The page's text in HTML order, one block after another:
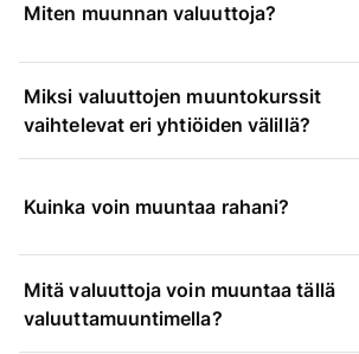
Miten muunnan valuuttoja?
Miksi valuuttojen muuntokurssit
vaihtelevat eri yhtiöiden välillä?
Kuinka voin muuntaa rahani?
Mitä valuuttoja voin muuntaa tällä
valuuttamuuntimella?